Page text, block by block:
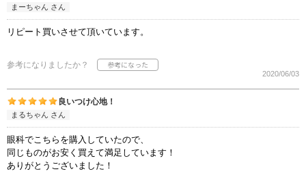
まーちゃん さん
リピート買いさせて頂いています。
参考になりましたか？
2020/06/03
良いつけ心地！
まるちゃん さん
眼科でこちらを購入していたので、
同じものがお安く買えて満足しています！
ありがとうございました！